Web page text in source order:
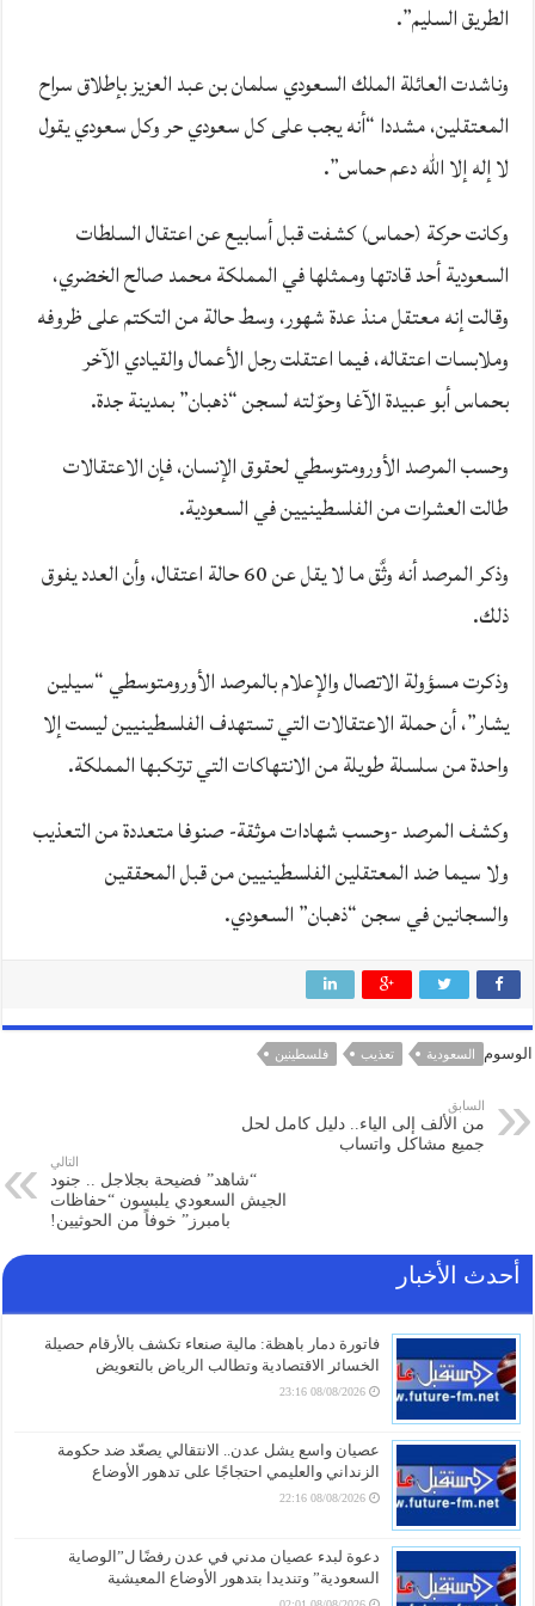
الطريق السليم”.
وناشدت العائلة الملك السعودي سلمان بن عبد العزيز بإطلاق سراح
المعتقلين، مشددا “أنه يجب على كل سعودي حر وكل سعودي يقول
لا إله إلا الله دعم حماس”.
وكانت حركة (حماس) كشفت قبل أسابيع عن اعتقال السلطات
السعودية أحد قادتها وممثلها في المملكة محمد صالح الخضري،
وقالت إنه معتقل منذ عدة شهور، وسط حالة من التكتم على ظروفه
وملابسات اعتقاله، فيما اعتقلت رجل الأعمال والقيادي الآخر
بحماس أبو عبيدة الآغا وحوّلته لسجن “ذهبان” بمدينة جدة.
وحسب المرصد الأورومتوسطي لحقوق الإنسان، فإن الاعتقالات
طالت العشرات من الفلسطينيين في السعودية.
وذكر المرصد أنه وثَّق ما لا يقل عن 60 حالة اعتقال، وأن العدد يفوق
ذلك.
وذكرت مسؤولة الاتصال والإعلام بالمرصد الأورومتوسطي “سيلين
يشار”، أن حملة الاعتقالات التي تستهدف الفلسطينيين ليست إلا
واحدة من سلسلة طويلة من الانتهاكات التي ترتكبها المملكة.
وكشف المرصد -وحسب شهادات موثقة- صنوفا متعددة من التعذيب
ولا سيما ضد المعتقلين الفلسطينيين من قبل المحققين
والسجانين في سجن “ذهبان” السعودي.
الوسوم السعودية تعذيب فلسطينين
السابق
من الألف إلى الياء.. دليل كامل لحل
جميع مشاكل واتساب
التالي
“شاهد” فضيحة بجلاجل .. جنود
الجيش السعودي يلبسون “حفاظات
بامبرز” خوفاً من الحوثيين!
أحدث الأخبار
فاتورة دمار باهظة: مالية صنعاء تكشف بالأرقام حصيلة
الخسائر الاقتصادية وتطالب الرياض بالتعويض
08/08/2026 23:16
عصيان واسع يشل عدن.. الانتقالي يصعّد ضد حكومة
الزنداني والعليمي احتجاجًا على تدهور الأوضاع
08/08/2026 22:16
دعوة لبدء عصيان مدني في عدن رفضًا ل”الوصاية
السعودية” وتنديدا بتدهور الأوضاع المعيشية